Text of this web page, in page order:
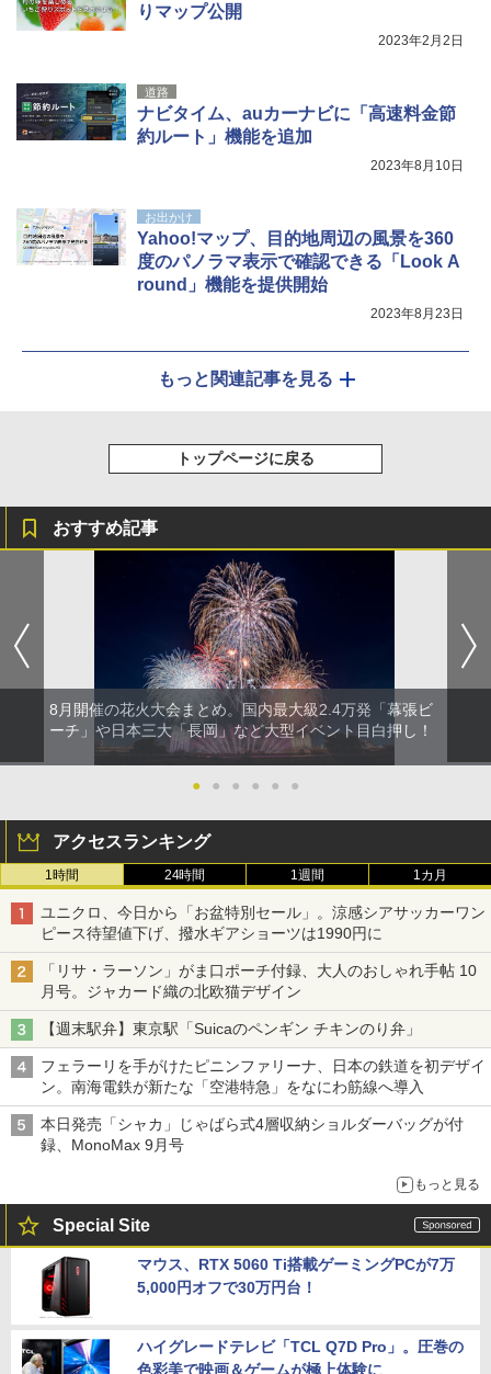
りマップ公開
2023年2月2日
道路
ナビタイム、auカーナビに「高速料金節
約ルート」機能を追加
2023年8月10日
お出かけ
Yahoo!マップ、目的地周辺の風景を360
度のパノラマ表示で確認できる「Look A
round」機能を提供開始
2023年8月23日
もっと関連記事を見る
トップページに戻る
おすすめ記事
8月開催の花火大会まとめ。国内最大級2.4万発「幕張ビ
ーチ」や日本三大「長岡」など大型イベント目白押し！
● ● ● ● ● ●
アクセスランキング
1時間 24時間 1週間 1カ月
ユニクロ、今日から「お盆特別セール」。涼感シアサッカーワン
ピース待望値下げ、撥水ギアショーツは1990円に
「リサ・ラーソン」がま口ポーチ付録、大人のおしゃれ手帖 10
月号。ジャカード織の北欧猫デザイン
【週末駅弁】東京駅「Suicaのペンギン チキンのり弁」
フェラーリを手がけたピニンファリーナ、日本の鉄道を初デザイ
ン。南海電鉄が新たな「空港特急」をなにわ筋線へ導入
本日発売「シャカ」じゃばら式4層収納ショルダーバッグが付
録、MonoMax 9月号
もっと見る
Special Site
マウス、RTX 5060 Ti搭載ゲーミングPCが7万
5,000円オフで30万円台！
ハイグレードテレビ「TCL Q7D Pro」。圧巻の
色彩美で映画＆ゲームが極上体験に